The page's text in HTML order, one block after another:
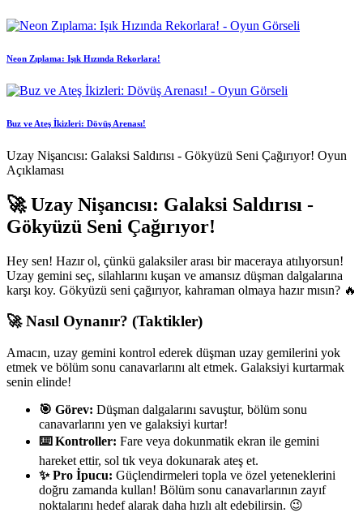
Neon Zıplama: Işık Hızında Rekorlara!
Buz ve Ateş İkizleri: Dövüş Arenası!
Uzay Nişancısı: Galaksi Saldırısı - Gökyüzü Seni Çağırıyor! Oyun
Açıklaması
🚀 Uzay Nişancısı: Galaksi Saldırısı -
Gökyüzü Seni Çağırıyor!
Hey sen! Hazır ol, çünkü galaksiler arası bir maceraya atılıyorsun!
Uzay gemini seç, silahlarını kuşan ve amansız düşman dalgalarına
karşı koy. Gökyüzü seni çağırıyor, kahraman olmaya hazır mısın? 🔥
🚀 Nasıl Oynanır? (Taktikler)
Amacın, uzay gemini kontrol ederek düşman uzay gemilerini yok
etmek ve bölüm sonu canavarlarını alt etmek. Galaksiyi kurtarmak
senin elinde!
🎯 Görev: Düşman dalgalarını savuştur, bölüm sonu
canavarlarını yen ve galaksiyi kurtar!
⌨️ Kontroller: Fare veya dokunmatik ekran ile gemini
hareket ettir, sol tık veya dokunarak ateş et.
✨ Pro İpucu: Güçlendirmeleri topla ve özel yeteneklerini
doğru zamanda kullan! Bölüm sonu canavarlarının zayıf
noktalarını hedef alarak daha hızlı alt edebilirsin. 😉